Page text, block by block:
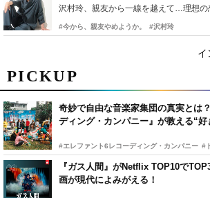
PICKUP
奇妙で自由な音楽家集団の真実とは
ディング・カンパニー』が教える“
#エレファント6レコーディング・カンパニー #
『ガス人間』がNetflix TOP10で
画が現代によみがえる！
沢村玲、親友から一線を越えて…理想の
#今から、親友やめようか。 #沢村玲
イ